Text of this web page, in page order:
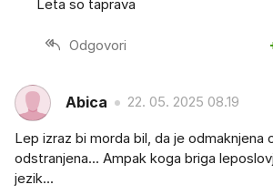
Leta so taprava
Odgovori
Abica 22. 05. 2025 08.19
Lep izraz bi morda bil, da je odmaknjena
odstranjena... Ampak koga briga
jezik...